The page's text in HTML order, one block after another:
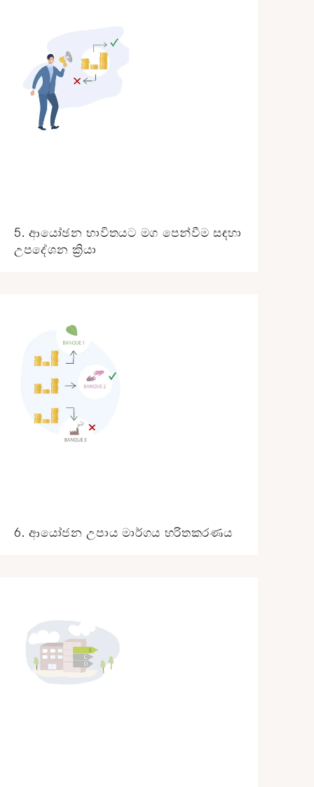
5. ආයෝඡන භාවිතයට මග පෙන්වීම සඳහා
උපදේශන ක්‍රියා
6. ආයෝජන උපාය මාර්ගය හරිතකරණය